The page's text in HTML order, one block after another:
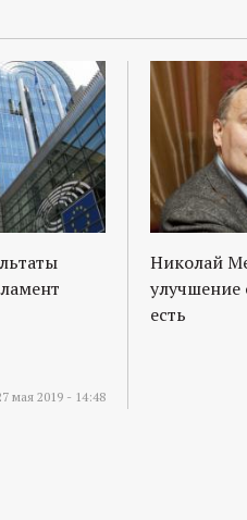
мая 2019 - 14:48
Николай
есть